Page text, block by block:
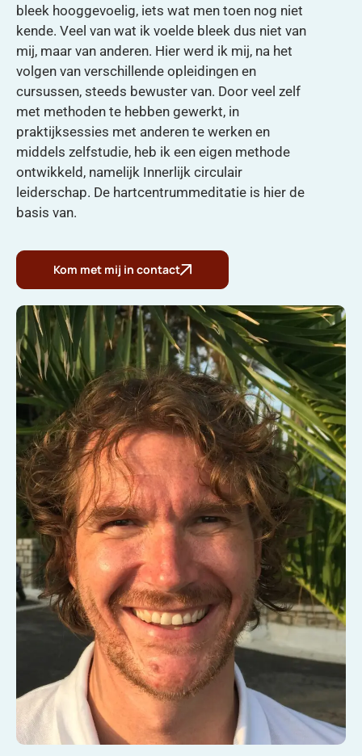
bleek hooggevoelig, iets wat men toen nog niet
kende. Veel van wat ik voelde bleek dus niet van
mij, maar van anderen. Hier werd ik mij, na het
volgen van verschillende opleidingen en
cursussen, steeds bewuster van. Door veel zelf
met methoden te hebben gewerkt, in
praktijksessies met anderen te werken en
middels zelfstudie, heb ik een eigen methode
ontwikkeld, namelijk Innerlijk circulair
leiderschap. De hartcentrummeditatie is hier de
basis van.
Kom met mij in contact